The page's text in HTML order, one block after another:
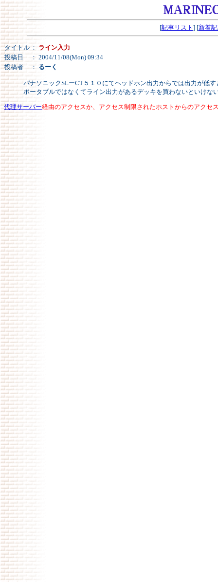
[記事リスト ] [新着
タイトル ： ライン入力
投稿日
： 2004/11/08(Mon) 09:34
投稿者
： るーく
パナソニックSLーCT５１０にてヘッドホン出力からでは出力が低
ポータブルではなくてライン出力があるデッキを買わないといけな
代理サーバー経由のアクセスか、アクセス制限されたホストからのアクセ